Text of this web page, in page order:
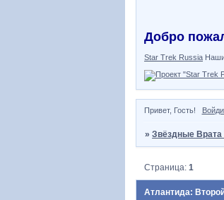
Добро
Star Trek Russia
Привет, Гость!
»Звёздные Врата
Атлантида:
Страница:1